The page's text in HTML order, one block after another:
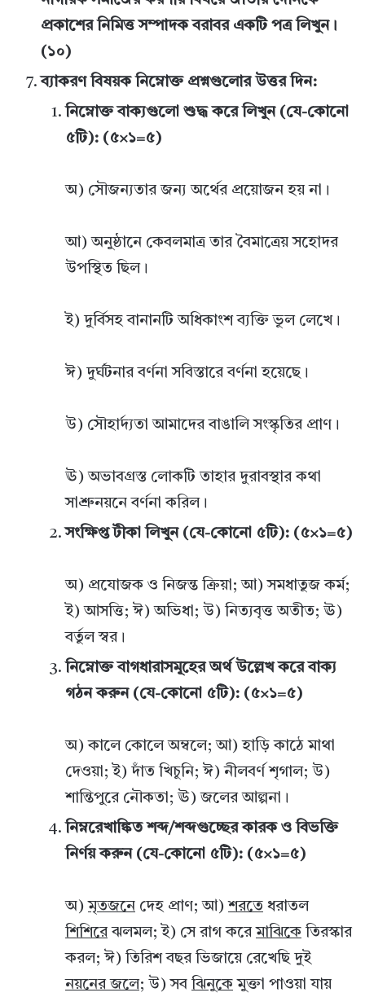
প্রকাশের নিমিত্ত সম্পাদক বরাবর একটি পত্র লিখুন।
(১০)
ব্যাকরণ বিষয়ক নিম্নোক্ত প্রশ্নগুলোর উত্তর দিন:
নিম্নোক্ত বাক্যগুলো শুদ্ধ করে লিখুন (যে-কোনো
৫টি): (৫×১=৫)
অ) সৌজন্যতার জন্য অর্থের প্রয়োজন হয় না।
আ) অনুষ্ঠানে কেবলমাত্র তার বৈমাত্রেয় সহোদর
উপস্থিত ছিল।
ই) দুর্বিসহ বানানটি অধিকাংশ ব্যক্তি ভুল লেখে।
ঈ) দুর্ঘটনার বর্ণনা সবিস্তারে বর্ণনা হয়েছে।
উ) সৌহার্দ্যতা আমাদের বাঙালি সংস্কৃতির প্রাণ।
ঊ) অভাবগ্রস্ত লোকটি তাহার দুরাবস্থার কথা
সাশ্রুনয়নে বর্ণনা করিল।
সংক্ষিপ্ত টীকা লিখুন (যে-কোনো ৫টি): (৫×১=৫)
অ) প্রযোজক ও নিজন্ত ক্রিয়া; আ) সমধাতুজ কর্ম;
ই) আসত্তি; ঈ) অভিধা; উ) নিত্যবৃত্ত অতীত; ঊ)
বর্তুল স্বর।
নিম্নোক্ত বাগধারাসমূহের অর্থ উল্লেখ করে বাক্য
গঠন করুন (যে-কোনো ৫টি): (৫×১=৫)
অ) কালে কোলে অম্বলে; আ) হাড়ি কাঠে মাথা
দেওয়া; ই) দাঁত খিচুনি; ঈ) নীলবর্ণ শৃগাল; উ)
শান্তিপুরে নৌকতা; ঊ) জলের আল্পনা।
নিম্নরেখাঙ্কিত শব্দ/শব্দগুচ্ছের কারক ও বিভক্তি
নির্ণয় করুন (যে-কোনো ৫টি): (৫×১=৫)
অ) মৃতজনে দেহ প্রাণ; আ) শরতে ধরাতল
শিশিরেঝলমল; ই) সে রাগ করে মাঝিকে তিরস্কার
করল; ঈ) তিরিশ বছর ভিজায়ে রেখেছি দুই
নয়নের জলে; উ) সব ঝিনুকে মুক্তা পাওয়া যায়